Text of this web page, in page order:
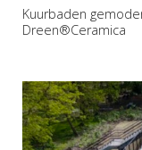
Kuurbaden
Dreen®Ceramica